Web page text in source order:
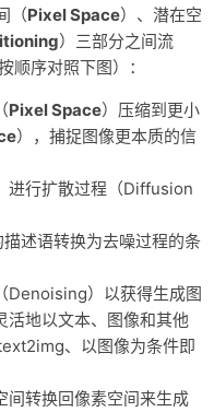
（Pixel Space）、潜在空
）三部分之间流
顺序对照下图）：
Pixel Space）压缩到更小
），捕捉图像更本质的信
进行扩散过程（Diffusion
述语转换为去噪过程的条
Denoising）以获得生成图
活地以文本、图像和其他
、以图像为条件即
间转换回像素空间来生成